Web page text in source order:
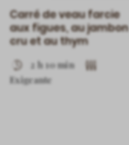
Carré de veau farcie
aux figues, au jambon
cru et au thym
2 h 10 min
Exigeante